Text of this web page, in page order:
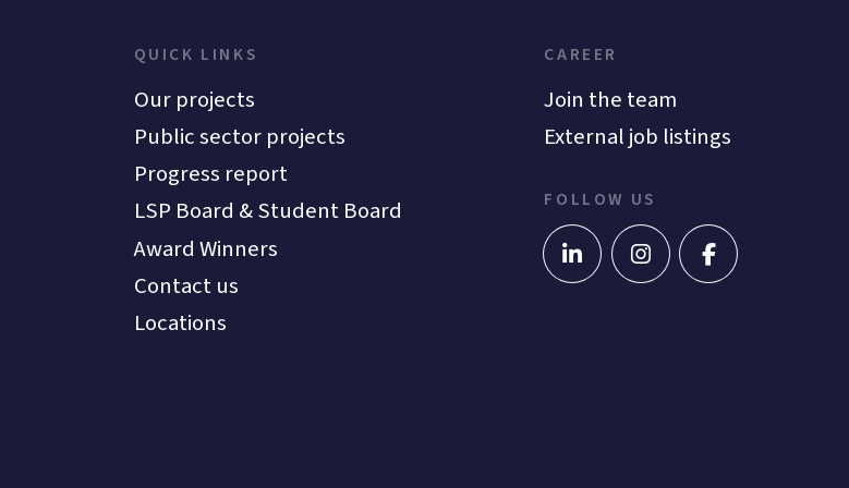
QUICK LINKS
Our projects
Public sector projects
Progress report
LSP Board & Student Board
Award Winners
Contact us
Locations
CAREER
Join the team
External job listings
FOLLOW US